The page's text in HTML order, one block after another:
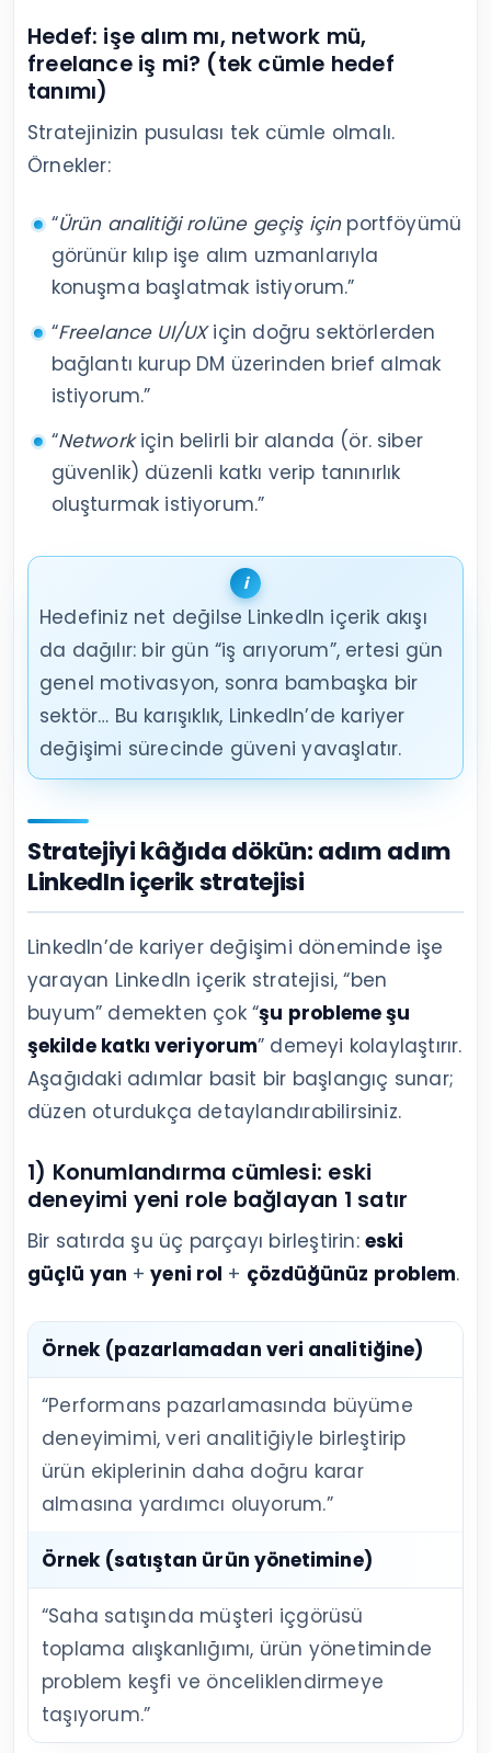
Hedef: işe alım mı, network mü,
freelance iş mi? (tek cümle hedef
tanımı)
Stratejinizin pusulası tek cümle olmalı.
Örnekler:
“Ürün analitiği rolüne geçiş içinportföyümü
görünür kılıp işe alım uzmanlarıyla
konuşma başlatmak istiyorum.”
“Freelance UI/UXiçin doğru sektörlerden
bağlantı kurup DM üzerinden brief almak
istiyorum.”
“Networkiçin belirli bir alanda (ör. siber
güvenlik) düzenli katkı verip tanınırlık
oluşturmak istiyorum.”
Hedefiniz net değilse LinkedIn içerik akışı
da dağılır: bir gün “iş arıyorum”, ertesi gün
genel motivasyon, sonra bambaşka bir
sektör… Bu karışıklık, LinkedIn’de kariyer
değişimi sürecinde güveni yavaşlatır.
Stratejiyi kâğıda dökün: adım adım
LinkedIn içerik stratejisi
LinkedIn’de kariyer değişimi döneminde işe
yarayan LinkedIn içerik stratejisi, “ben
buyum” demekten çok “şu probleme şu
şekilde katkı veriyorum” demeyi kolaylaştırır.
Aşağıdaki adımlar basit bir başlangıç sunar;
düzen oturdukça detaylandırabilirsiniz.
1) Konumlandırma cümlesi: eski
deneyimi yeni role bağlayan 1 satır
Bir satırda şu üç parçayı birleştirin: eski
güçlü yan +yeni rol + çözdüğünüz problem.
Örnek (pazarlamadan veri analitiğine)
“Performans pazarlamasında büyüme
deneyimimi, veri analitiğiyle birleştirip
ürün ekiplerinin daha doğru karar
almasına yardımcı oluyorum.”
Örnek (satıştan ürün yönetimine)
“Saha satışında müşteri içgörüsü
toplama alışkanlığımı, ürün yönetiminde
problem keşfi ve önceliklendirmeye
taşıyorum.”